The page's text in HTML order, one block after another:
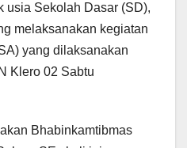
usia Sekolah Dasar (SD),
melaksanakan kegiatan
yang dilaksanakan
Klero 02 Sabtu
Bhabinkamtibmas